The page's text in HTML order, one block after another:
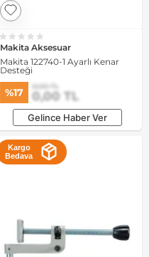
Makita Aksesuar
Makita 122740-1 Ayarlı Kenar
Desteği
%17 0,00 TL
0,00 TL
Gelince Haber Ver
Kargo
Bedava